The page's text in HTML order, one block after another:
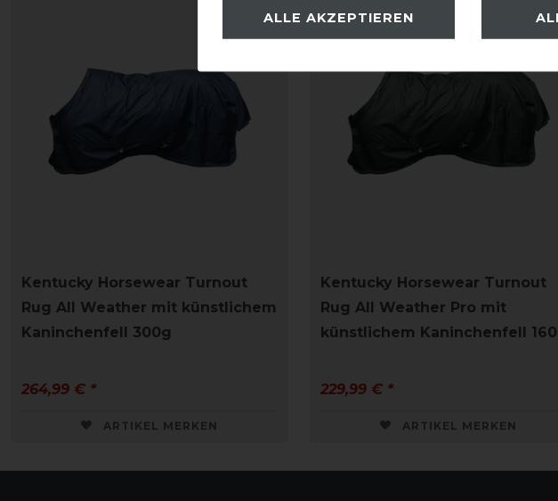
Kentucky Horsewear Turnout
Rug All Weather mit künstlichem
Kaninchenfell 300g
264,99 € *
ARTIKEL MERKEN
Kentucky Horsewear Turnout
Rug All Weather Pro mit
künstlichem Kaninchenfell
229,99 € *
ARTIKEL MERKEN
ALLE AKZEPTIEREN